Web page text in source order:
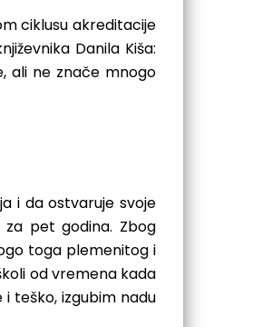
ciklusu akreditacije
Danila Kiša:
ali ne znače mnogo
i da ostvaruje svoje
pet godina. Zbog
toga plemenitog i
od vremena kada
teško, izgubim nadu